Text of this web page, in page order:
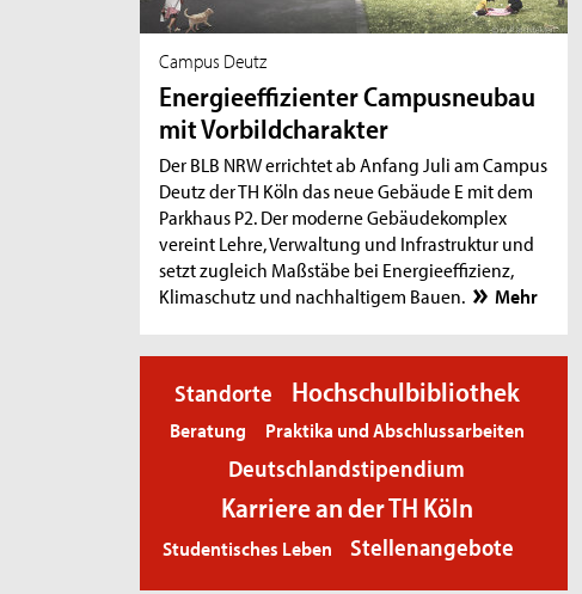
Campus Deutz
Energieeffizienter Campusneubau
mit Vorbildcharakter
Der BLB NRW errichtet ab Anfang Juli am Campus
Deutz der TH Köln das neue Gebäude E mit dem
Parkhaus P2. Der moderne Gebäudekomplex
vereint Lehre, Verwaltung und Infrastruktur und
setzt zugleich Maßstäbe bei Energieeffizienz,
Klimaschutz und nachhaltigem Bauen.
Mehr
Standorte Hochschulbibliothek
Beratung Praktika und Abschlussarbeiten
Deutschlandstipendium
Karriere an der TH Köln
Studentisches Leben Stellenangebote